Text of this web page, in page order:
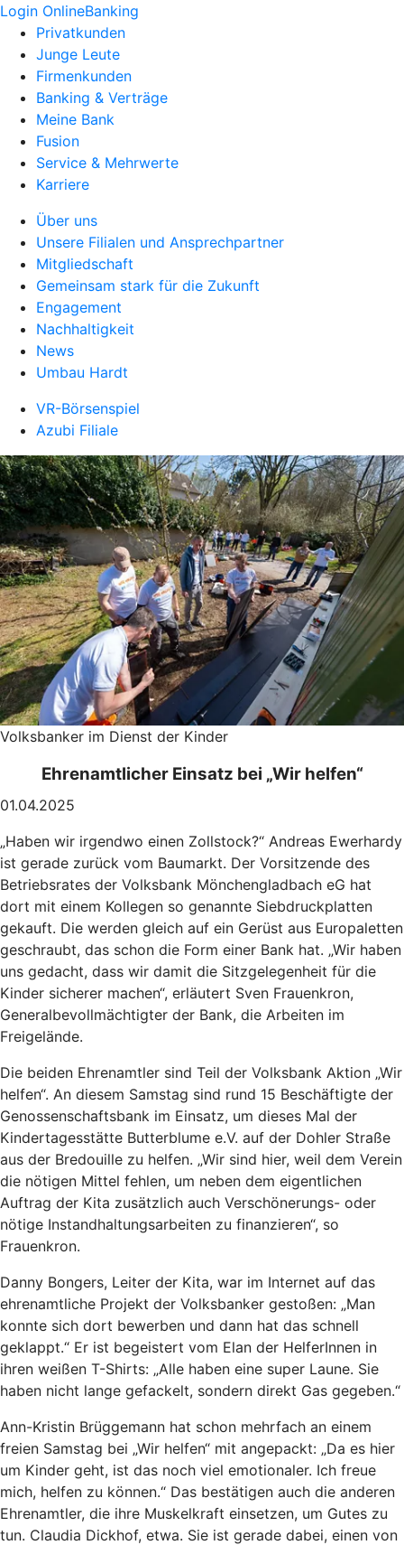
Login OnlineBanking
Privatkunden
Junge Leute
Firmenkunden
Banking & Verträge
Meine Bank
Fusion
Service & Mehrwerte
Karriere
Über uns
Unsere Filialen und Ansprechpartner
Mitgliedschaft
Gemeinsam stark für die Zukunft
Engagement
Nachhaltigkeit
News
Umbau Hardt
VR-Börsenspiel
Azubi Filiale
Volksbanker im Dienst der Kinder
Ehrenamtlicher Einsatz bei „Wir helfen“
01.04.2025
„Haben wir irgendwo einen Zollstock?“ Andreas Ewerhardy
ist gerade zurück vom Baumarkt. Der Vorsitzende des
Betriebsrates der Volksbank Mönchengladbach eG hat
dort mit einem Kollegen so genannte Siebdruckplatten
gekauft. Die werden gleich auf ein Gerüst aus Europaletten
geschraubt, das schon die Form einer Bank hat. „Wir haben
uns gedacht, dass wir damit die Sitzgelegenheit für die
Kinder sicherer machen“, erläutert Sven Frauenkron,
Generalbevollmächtigter der Bank, die Arbeiten im
Freigelände.
Die beiden Ehrenamtler sind Teil der Volksbank Aktion „Wir
helfen“. An diesem Samstag sind rund 15 Beschäftigte der
Genossenschaftsbank im Einsatz, um dieses Mal der
Kindertagesstätte Butterblume e.V. auf der Dohler Straße
aus der Bredouille zu helfen. „Wir sind hier, weil dem Verein
die nötigen Mittel fehlen, um neben dem eigentlichen
Auftrag der Kita zusätzlich auch Verschönerungs- oder
nötige Instandhaltungsarbeiten zu finanzieren“, so
Frauenkron.
Danny Bongers, Leiter der Kita, war im Internet auf das
ehrenamtliche Projekt der Volksbanker gestoßen: „Man
konnte sich dort bewerben und dann hat das schnell
geklappt.“ Er ist begeistert vom Elan der HelferInnen in
ihren weißen T-Shirts: „Alle haben eine super Laune. Sie
haben nicht lange gefackelt, sondern direkt Gas gegeben.“
Ann-Kristin Brüggemann hat schon mehrfach an einem
freien Samstag bei „Wir helfen“ mit angepackt: „Da es hier
um Kinder geht, ist das noch viel emotionaler. Ich freue
mich, helfen zu können.“ Das bestätigen auch die anderen
Ehrenamtler, die ihre Muskelkraft einsetzen, um Gutes zu
tun. Claudia Dickhof, etwa. Sie ist gerade dabei, einen von